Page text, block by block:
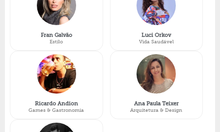
Fran Galvão
Estilo
Ricardo Andion
Games & Gastronomia
Luci Orkov
Vida Saudável
Ana Paula Teixer
Arquitetura & Design